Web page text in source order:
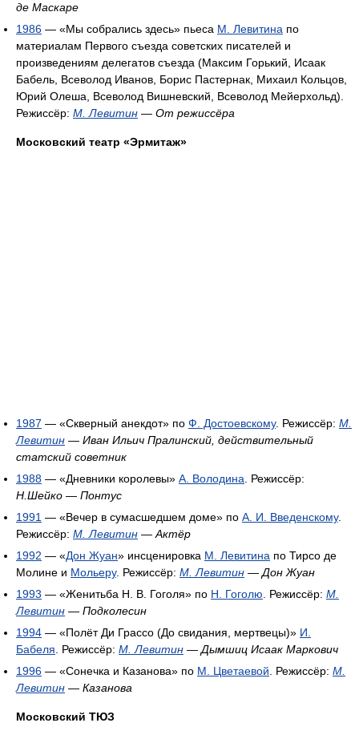
де Маскаре
1986 — «Мы собрались здесь» пьеса М. Левитина по
материалам Первого съезда советских писателей и
произведениям делегатов съезда (Максим Горький, Исаак
Бабель, Всеволод Иванов, Борис Пастернак, Михаил Кольцов,
Юрий Олеша, Всеволод Вишневский, Всеволод Мейерхольд).
Режиссёр: М. Левитин — От режиссёра
Московский театр «Эрмитаж»
1987 — «Скверный анекдот» по Ф. Достоевскому. Режиссёр: М.
Левитин — Иван Ильич Пралинский, действительный
статский советник
1988 — «Дневники королевы» А. Володина. Режиссёр:
Н.Шейко — Понтус
1991 — «Вечер в сумасшедшем доме» по А. И. Введенскому.
Режиссёр: М. Левитин —Актёр
1992 — «Дон Жуан» инсценировка М. Левитина по Тирсо де
Молине и Мольеру. Режиссёр: М. Левитин —Дон Жуан
1993 — «Женитьба Н. В. Гоголя» по Н. Гоголю. Режиссёр: М.
Левитин — Подколесин
1994 — «Полёт Ди Грассо (До свидания, мертвецы)» И.
Бабеля. Режиссёр: М. Левитин —Дымшиц Исаак Маркович
1996 — «Сонечка и Казанова» по М. Цветаевой. Режиссёр: М.
Левитин — Казанова
Московский ТЮЗ